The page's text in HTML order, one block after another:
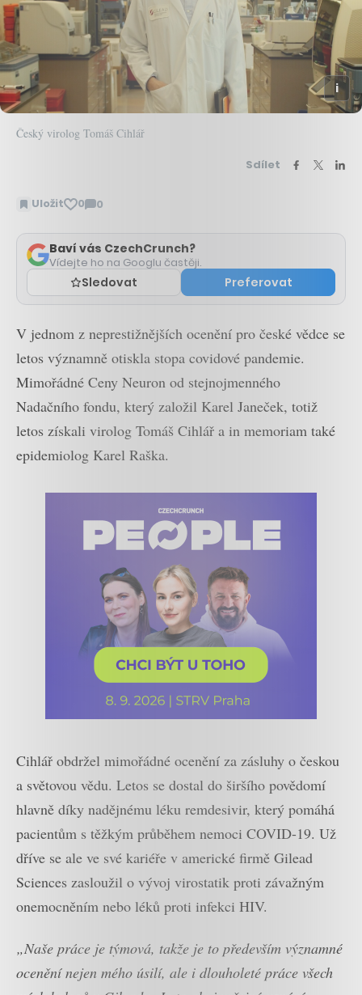
Český virolog Tomáš Cihlář
Sdílet
Uložit 0 0
Zobrazit
Baví vás CzechCrunch?
Vídejte ho na Googlu častěji.
Sledovat Preferovat
V jednom z neprestižnějších ocenění pro české vědce se
letos významně otiskla stopa covidové pandemie.
Mimořádné Ceny Neuron od stejnojmenného
Nadačního fondu, který založil Karel Janeček, totiž
letos získali virolog Tomáš Cihlář a in memoriam také
epidemiolog Karel Raška.
Cihlář obdržel mimořádné ocenění za zásluhy o českou
a světovou vědu. Letos se dostal do širšího povědomí
hlavně díky nadějnému léku remdesivir, který pomáhá
pacientům s těžkým průběhem nemoci COVID-19. Už
dříve se ale ve své kariéře v americké firmě Gilead
Sciences zasloužil o vývoj virostatik proti závažným
onemocněním nebo léků proti infekci HIV.
„Naše práce je týmová, takže je to především významné
ocenění nejen mého úsilí, ale i dlouholeté práce všech